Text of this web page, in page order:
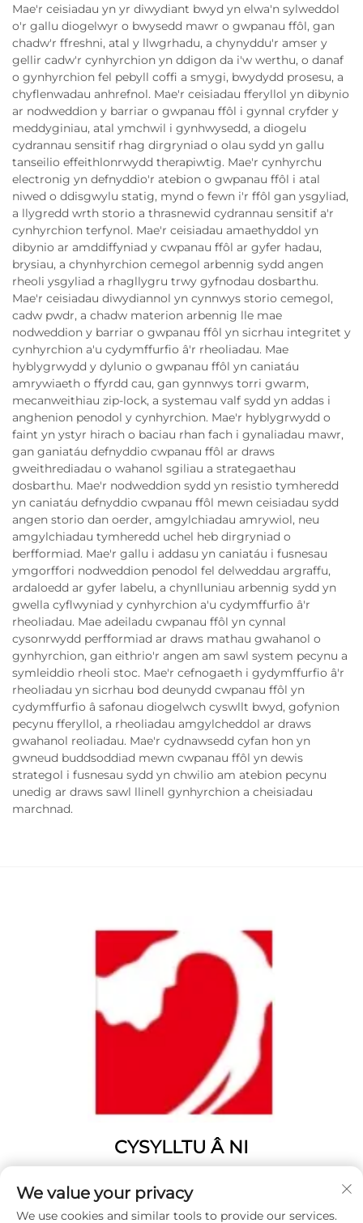
Mae'r ceisiadau yn yr diwydiant bwyd yn elwa'n sylweddol
o'r gallu diogelwyr o bwysedd mawr o gwpanau ffôl, gan
chadw'r ffreshni, atal y llwgrhadu, a chynyddu'r amser y
gellir cadw'r cynhyrchion yn ddigon da i'w werthu, o danaf
o gynhyrchion fel pebyll coffi a smygi, bwydydd prosesu, a
chyflenwadau anhrefnol. Mae'r ceisiadau fferyllol yn dibynio
ar nodweddion y barriar o gwpanau ffôl i gynnal cryfder y
meddyginiau, atal ymchwil i gynhwysedd, a diogelu
cydrannau sensitif rhag dirgryniad o olau sydd yn gallu
tanseilio effeithlonrwydd therapiwtig. Mae'r cynhyrchu
electronig yn defnyddio'r atebion o gwpanau ffôl i atal
niwed o ddisgwylu statig, mynd o fewn i'r ffôl gan ysgyliad,
a llygredd wrth storio a thrasnewid cydrannau sensitif a'r
cynhyrchion terfynol. Mae'r ceisiadau amaethyddol yn
dibynio ar amddiffyniad y cwpanau ffôl ar gyfer hadau,
brysiau, a chynhyrchion cemegol arbennig sydd angen
rheoli ysgyliad a rhagllygru trwy gyfnodau dosbarthu.
Mae'r ceisiadau diwydiannol yn cynnwys storio cemegol,
cadw pwdr, a chadw materion arbennig lle mae
nodweddion y barriar o gwpanau ffôl yn sicrhau integritet y
cynhyrchion a'u cydymffurfio â'r rheoliadau. Mae
hyblygrwydd y dylunio o gwpanau ffôl yn caniatáu
amrywiaeth o ffyrdd cau, gan gynnwys torri gwarm,
mecanweithiau zip-lock, a systemau valf sydd yn addas i
anghenion penodol y cynhyrchion. Mae'r hyblygrwydd o
faint yn ystyr hirach o baciau rhan fach i gynaliadau mawr,
gan ganiatáu defnyddio cwpanau ffôl ar draws
gweithrediadau o wahanol sgiliau a strategaethau
dosbarthu. Mae'r nodweddion sydd yn resistio tymheredd
yn caniatáu defnyddio cwpanau ffôl mewn ceisiadau sydd
angen storio dan oerder, amgylchiadau amrywiol, neu
amgylchiadau tymheredd uchel heb dirgryniad o
berfformiad. Mae'r gallu i addasu yn caniatáu i fusnesau
ymgorffori nodweddion penodol fel delweddau argraffu,
ardaloedd ar gyfer labelu, a chynlluniau arbennig sydd yn
gwella cyflwyniad y cynhyrchion a'u cydymffurfio â'r
rheoliadau. Mae adeiladu cwpanau ffôl yn cynnal
cysonrwydd perfformiad ar draws mathau gwahanol o
gynhyrchion, gan eithrio'r angen am sawl system pecynu a
symleiddio rheoli stoc. Mae'r cefnogaeth i gydymffurfio â'r
rheoliadau yn sicrhau bod deunydd cwpanau ffôl yn
cydymffurfio â safonau diogelwch cyswllt bwyd, gofynion
pecynu fferyllol, a rheoliadau amgylcheddol ar draws
gwahanol reoliadau. Mae'r cydnawsedd cyfan hon yn
gwneud buddsoddiad mewn cwpanau ffôl yn dewis
strategol i fusnesau sydd yn chwilio am atebion pecynu
unedig ar draws sawl llinell gynhyrchion a cheisiadau
marchnad.
CYSYLLTU Â NI
Weihai, Provins o Shandong, Tsieina.
Ffôn:0631 5900466
We value your privacy
We use cookies and similar tools to provide our services.